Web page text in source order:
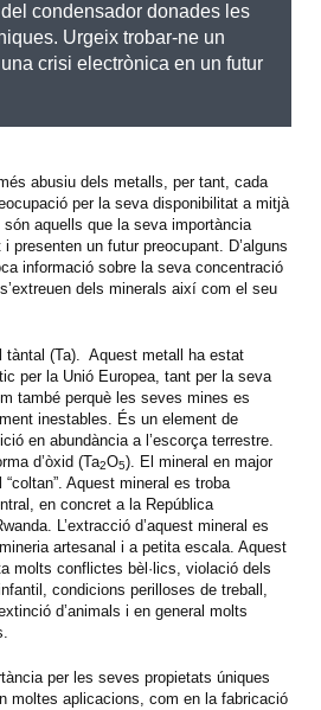
condensador donades les
Urgeix trobar-ne un
crisi electrònica en un futur
abusiu dels metalls, per tant, cada
per la seva disponibilitat a mitjà
aquells que la seva importància
presenten un futur preocupant. D’alguns
informació sobre la seva concentració
dels minerals així com el seu
tàntal (Ta). Aquest metall ha estat
per la Unió Europea, tant per la seva
també perquè les seves mines es
inestables. És un element de
en abundància a l’escorça terrestre.
d’òxid (Ta2O5). El mineral en major
Aquest mineral es troba
en concret a la República
L’extracció d’aquest mineral es
artesanal i a petita escala. Aquest
molts conflictes bèl·lics, violació dels
condicions perilloses de treball,
d’animals i en general molts
per les seves propietats úniques
moltes aplicacions, com en la fabricació